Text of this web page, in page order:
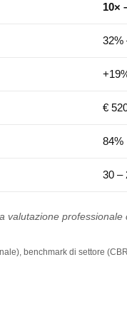
10×
32%
€
84%
30 –
benchmark di settore